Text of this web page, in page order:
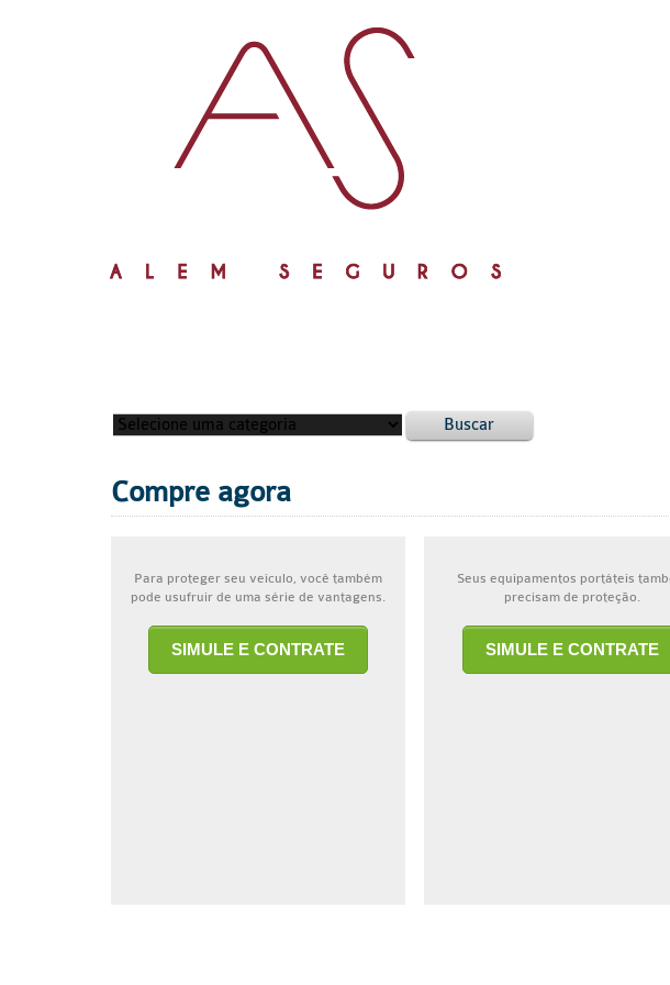
Buscar
Compre agora
Para proteger seu veículo, você também
pode usufruir de uma série de vantagens.
SIMULE E CONTRATE
Seus equipamentos portáteis
precisam de proteção.
SIMULE E CONTRATE